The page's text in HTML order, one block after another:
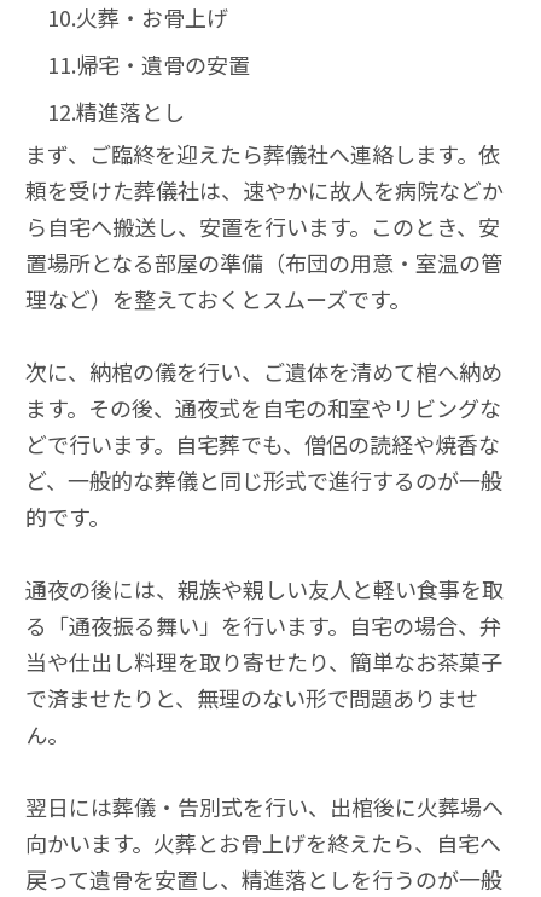
10.火葬・お骨上げ
11.帰宅・遺骨の安置
12.精進落とし
まず、ご臨終を迎えたら葬儀社へ連絡します。依
頼を受けた葬儀社は、速やかに故人を病院などか
ら自宅へ搬送し、安置を行います。このとき、安
置場所となる部屋の準備（布団の用意・室温の管
理など）を整えておくとスムーズです。
次に、納棺の儀を行い、ご遺体を清めて棺へ納め
ます。その後、通夜式を自宅の和室やリビングな
どで行います。自宅葬でも、僧侶の読経や焼香な
ど、一般的な葬儀と同じ形式で進行するのが一般
的です。
通夜の後には、親族や親しい友人と軽い食事を取
る「通夜振る舞い」を行います。自宅の場合、弁
当や仕出し料理を取り寄せたり、簡単なお茶菓子
で済ませたりと、無理のない形で問題ありませ
ん。
翌日には葬儀・告別式を行い、出棺後に火葬場へ
向かいます。火葬とお骨上げを終えたら、自宅へ
戻って遺骨を安置し、精進落としを行うのが一般